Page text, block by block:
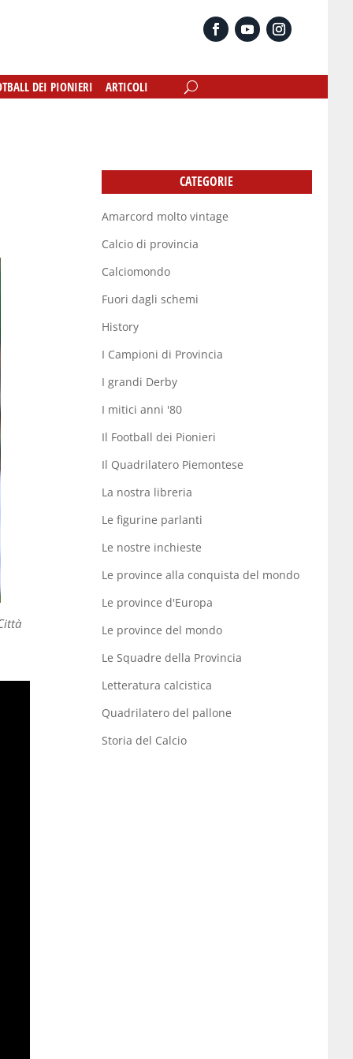
DEI PIONIERI ARTICOLI
DEI PIONIERI ARTICOLI
CATEGORIE
Amarcord molto vintage
Calcio di provincia
Calciomondo
Fuori dagli schemi
History
I Campioni di Provincia
I grandi Derby
I mitici anni '80
Il Football dei Pionieri
Il Quadrilatero Piemontese
La nostra libreria
Le figurine parlanti
Le nostre inchieste
Le province alla conquista del mondo
Le province d'Europa
Le province del mondo
Le Squadre della Provincia
Letteratura calcistica
Quadrilatero del pallone
Storia del Calcio